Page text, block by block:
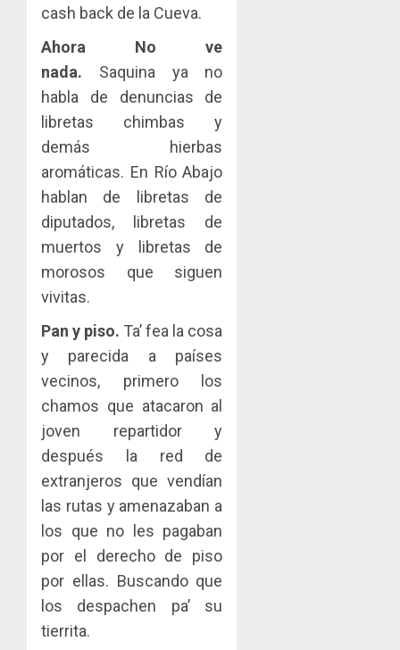
cash back de la Cueva.
Ahora No ve
nada. Saquina ya no
habla de denuncias de
libretas chimbas y
demás hierbas
aromáticas. En Río Abajo
hablan de libretas de
diputados, libretas de
muertos y libretas de
morosos que siguen
vivitas.
Pan y piso. Ta’ fea la cosa
y parecida a países
vecinos, primero los
chamos que atacaron al
joven repartidor y
después la red de
extranjeros que vendían
las rutas y amenazaban a
los que no les pagaban
por el derecho de piso
por ellas. Buscando que
los despachen pa’ su
tierrita.